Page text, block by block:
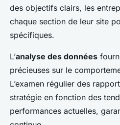
des objectifs clairs, les
chaque section de leur site
spécifiques.
L’analyse des données
précieuses sur le
L’examen régulier des
stratégie en fonction des
performances actuelles,